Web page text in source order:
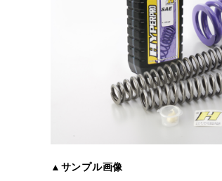
▲サンプル画像